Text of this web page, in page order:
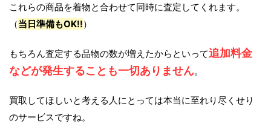
これらの商品を着物と合わせて同時に査定してくれます。
（当日準備もOK!!）
もちろん査定する品物の数が増えたからといって追加料金
などが発生することも一切ありません。
買取してほしいと考える人にとっては本当に至れり尽くせり
のサービスですね。